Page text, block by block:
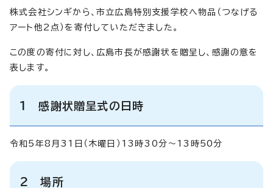
株式会社シンギから、市立広島特別支援学校へ物品（つなげる
アート他2点）を寄付していただきました。
この度の寄付に対し、広島市長が感謝状を贈呈し、感謝の意を
表します。
1 感謝状贈呈式の日時
令和5年8月31日（木曜日）13時30分～13時50分
2 場所